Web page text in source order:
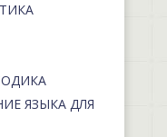
ЯЗЫКА ДЛЯ